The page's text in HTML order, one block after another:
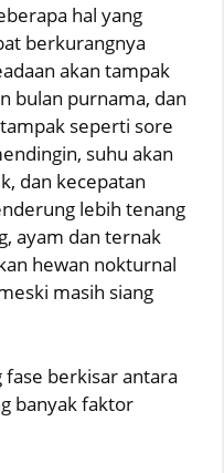
hal yang
berkurangnya
akan tampak
bulan purnama, dan
seperti sore
suhu akan
dan kecepatan
lebih tenang
ayam dan ternak
hewan nokturnal
masih siang
fase berkisar antara
banyak faktor